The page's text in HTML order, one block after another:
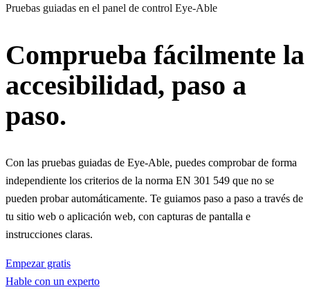
Pruebas guiadas en el panel de control Eye-Able
Comprueba fácilmente la
accesibilidad, paso a
paso.
Con las pruebas guiadas de Eye-Able, puedes comprobar de forma
independiente los criterios de la norma EN 301 549 que no se
pueden probar automáticamente. Te guiamos paso a paso a través de
tu sitio web o aplicación web, con capturas de pantalla e
instrucciones claras.
Empezar gratis
Hable con un experto